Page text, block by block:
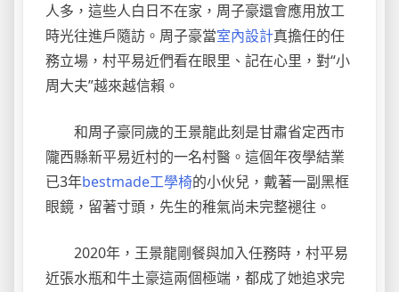
人多，這些人白日不在家，周子豪還會應用放工
時光往進戶隨訪。周子豪當室內設計真擔任的任
務立場，村平易近們看在眼里、記在心里，對“小
周大夫”越來越信賴。
和周子豪同歲的王景龍此刻是甘肅省定西市
隴西縣新平易近村的一名村醫。這個年夜學結業
已3年bestmade工學椅的小伙兒，戴著一副黑框
眼鏡，留著寸頭，先生的稚氣尚未完整褪往。
2020年，王景龍剛餐與加入任務時，村平易
近張水瓶和牛土豪這兩個極端，都成了她追求完